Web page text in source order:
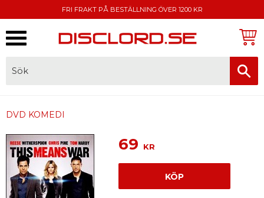
FRI FRAKT PÅ BESTÄLLNING ÖVER 1200 KR
DVD KOMEDI
69 KR
KÖP